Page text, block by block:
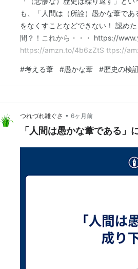
も、「人間は（所詮）愚かな葦で
をなくすことなどできない！ 認め
間？！これから・・・ https://
https://amzn.to/4b6zZtS ttps://
#考える葦 #愚かな葦 #歴史の検
つれづれ雑ぐさ • 6ヶ月前
「人間は愚かな葦である」